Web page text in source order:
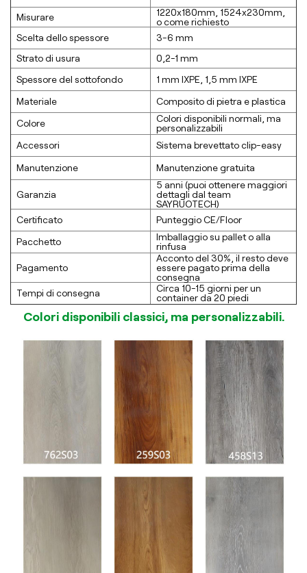
Misurare
1220x180mm, 1524x230mm,
o come richiesto
Scelta dello spessore
3-6 mm
Strato di usura
0,2-1 mm
Spessore del sottofondo
1 mm lXPE, 1,5 mm lXPE
Materiale
Composito di pietra e plastica
Colore
Colori disponibili normali, ma
personalizzabili
Accessori
Sistema brevettato clip-easy
Manutenzione Manutenzione gratuita
Garanzia
5 anni (puoi ottenere maggiori
dettagli dal team
SAYRUOTECH)
Certificato
Punteggio CE/Floor
Pacchetto
Imballaggio su pallet o alla
rinfusa
Pagamento
Acconto del 30%, il resto deve
essere pagato prima della
consegna
Tempi di consegna
Circa 10-15 giorni per un
container da 20 piedi
Colori disponibili classici, ma personalizzabili.